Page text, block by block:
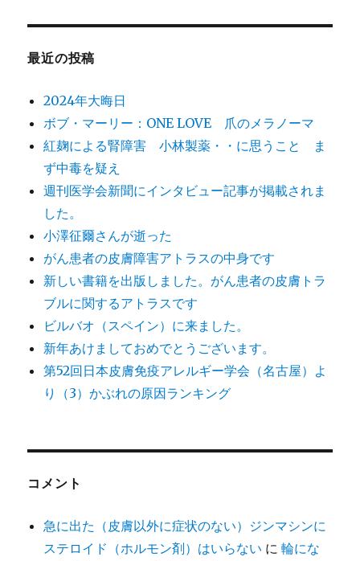
最近の投稿
2024年大晦日
ボブ・マーリー：ONE LOVE 爪のメラノーマ
紅麹による腎障害 小林製薬・・に思うこと ま
ず中毒を疑え
週刊医学会新聞にインタビュー記事が掲載されま
した。
小澤征爾さんが逝った
がん患者の皮膚障害アトラスの中身です
新しい書籍を出版しました。がん患者の皮膚トラ
ブルに関するアトラスです
ビルバオ（スペイン）に来ました。
新年あけましておめでとうございます。
第52回日本皮膚免疫アレルギー学会（名古屋）よ
り（3）かぶれの原因ランキング
コメント
急に出た（皮膚以外に症状のない）ジンマシンに
ステロイド（ホルモン剤）はいらない に輪にな